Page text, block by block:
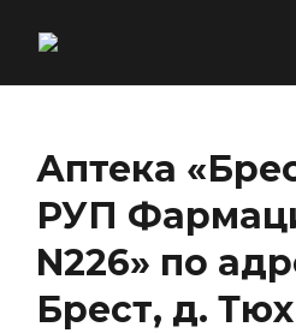
Аптека
РУП
N226» по
Брест, д.